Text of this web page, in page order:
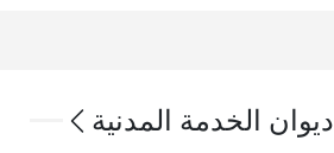
ديوان الخدمة المدنية